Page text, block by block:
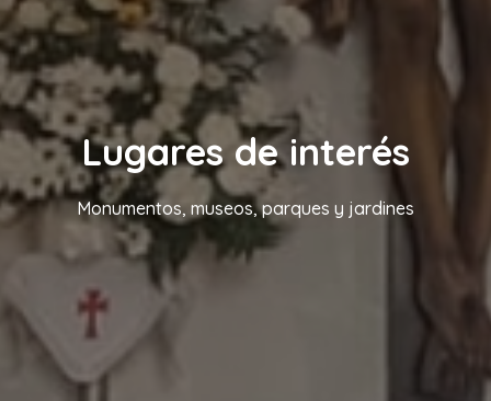
Lugares de interés
Monumentos, museos, parques y jardines